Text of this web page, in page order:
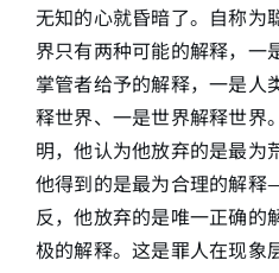
无知的心就昏暗了。自称
界只有两种可能的解释，一
掌管者给予的解释，一是人
释世界、一是世界解释世界
明，他认为他放弃的是最为
他得到的是最为合理的解
反，他放弃的是唯一正确的
极的解释。这是罪人在现象